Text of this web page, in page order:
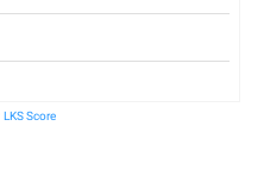
LKS Score